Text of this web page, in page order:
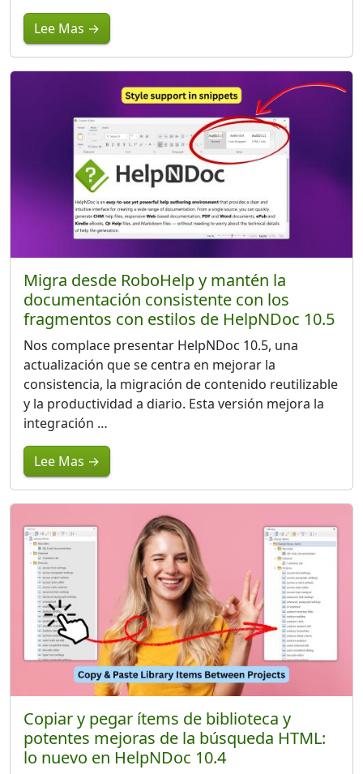
Lee Mas →
Migra desde RoboHelp y mantén la
documentación consistente con los
fragmentos con estilos de HelpNDoc 10.5
Nos complace presentar HelpNDoc 10.5, una
actualización que se centra en mejorar la
consistencia, la migración de contenido reutilizable
y la productividad a diario. Esta versión mejora la
integración …
Lee Mas →
Copiar y pegar ítems de biblioteca y
potentes mejoras de la búsqueda HTML:
lo nuevo en HelpNDoc 10.4